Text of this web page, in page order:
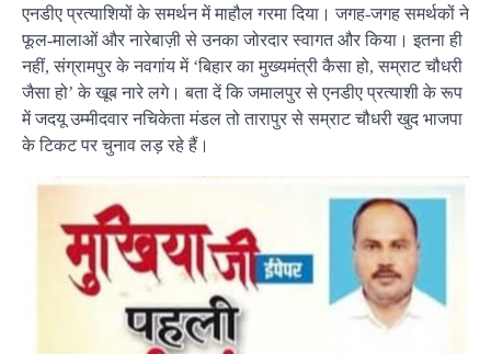
एनडीए प्रत्याशियों के समर्थन में माहौल गरमा दिया। जगह-जगह समर्थकों ने
फूल-मालाओं और नारेबाज़ी से उनका जोरदार स्वागत और किया। इतना ही
नहीं, संग्रामपुर के नवगांय में ‘बिहार का मुख्यमंत्री कैसा हो, सम्राट चौधरी
जैसा हो’ के खूब नारे लगे। बता दें कि जमालपुर से एनडीए प्रत्याशी के रूप
में जदयू उम्मीदवार नचिकेता मंडल तो तारापुर से सम्राट चौधरी खुद भाजपा
के टिकट पर चुनाव लड़ रहे हैं।